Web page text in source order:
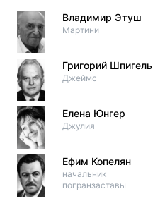
Владимир Этуш
Мартини
Григорий Шпигель
Джеймс
Елена Юнгер
Джулия
Ефим Копелян
начальник
погранзаставы